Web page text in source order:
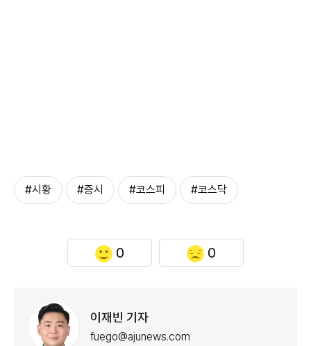
#시황 #증시 #코스피 #코스닥
0 0
이재빈 기자
fuego@ajunews.com